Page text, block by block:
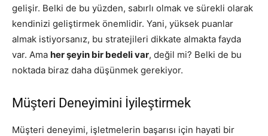
gelişir. Belki de bu yüzden, sabırlı olmak ve sürekli olarak
kendinizi geliştirmek önemlidir. Yani, yüksek puanlar
almak istiyorsanız, bu stratejileri dikkate almakta fayda
var. Ama her şeyin bir bedeli var, değil mi? Belki de bu
noktada biraz daha düşünmek gerekiyor.
Müşteri Deneyimini İyileştirmek
Müşteri deneyimi, işletmelerin başarısı için hayati bir